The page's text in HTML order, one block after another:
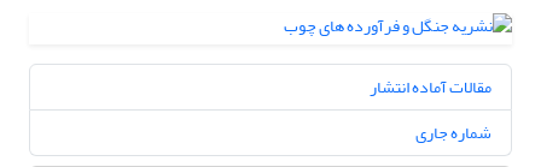
مقالات آماده انتشار
شماره جاری